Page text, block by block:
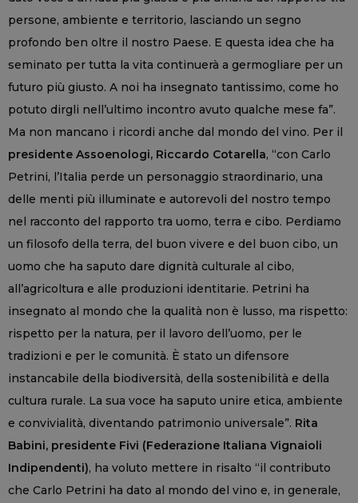
persone, ambiente e territorio, lasciando un segno
profondo ben oltre il nostro Paese. E questa idea che ha
seminato per tutta la vita continuerà a germogliare per un
futuro più giusto. A noi ha insegnato tantissimo, come ho
potuto dirgli nell’ultimo incontro avuto qualche mese fa”.
Ma non mancano i ricordi anche dal mondo del vino. Per il
presidente Assoenologi, Riccardo Cotarella, “con Carlo
Petrini, l’Italia perde un personaggio straordinario, una
delle menti più illuminate e autorevoli del nostro tempo
nel racconto del rapporto tra uomo, terra e cibo. Perdiamo
un filosofo della terra, del buon vivere e del buon cibo, un
uomo che ha saputo dare dignità culturale al cibo,
all’agricoltura e alle produzioni identitarie. Petrini ha
insegnato al mondo che la qualità non è lusso, ma rispetto:
rispetto per la natura, per il lavoro dell’uomo, per le
tradizioni e per le comunità. È stato un difensore
instancabile della biodiversità, della sostenibilità e della
cultura rurale. La sua voce ha saputo unire etica, ambiente
e convivialità, diventando patrimonio universale”. Rita
Babini, presidente Fivi (Federazione Italiana Vignaioli
Indipendenti), ha voluto mettere in risalto “il contributo
che Carlo Petrini ha dato al mondo del vino e, in generale,